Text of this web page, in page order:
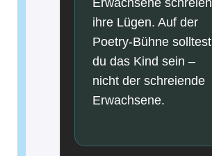
Erwachsene schreien
ihre Lügen. Auf der
Poetry-Bühne solltest
du das Kind sein –
nicht der schreiende
Erwachsene.